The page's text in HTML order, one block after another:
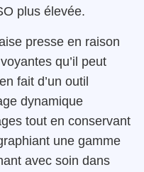
plus élevée.
presse en raison
qu’il peut
fait d’un outil
dynamique
tout en conservant
une gamme
avec soin dans